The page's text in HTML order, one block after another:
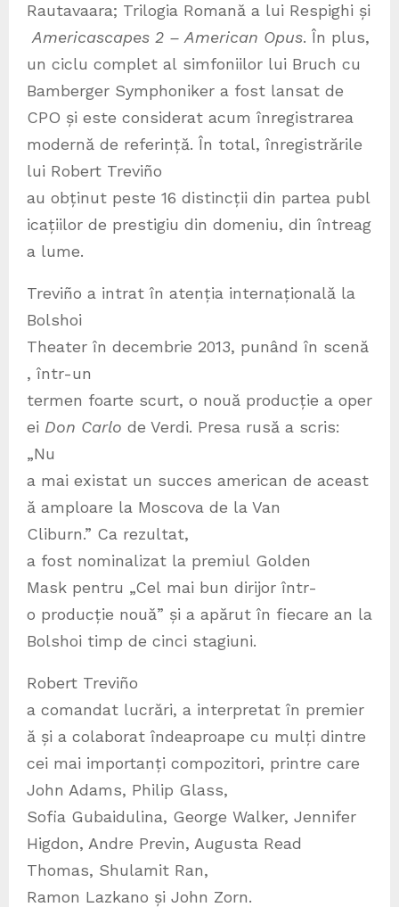
Rautavaara; Trilogia Romană a lui Respighi și
Americascapes 2 – American Opus. În plus,
un ciclu complet al simfoniilor lui Bruch cu
Bamberger Symphoniker a fost lansat de
CPO și este considerat acum înregistrarea
modernă de referință. În total, înregistrările
lui Robert Treviño
au obținut peste 16 distincții din partea publ
icațiilor de prestigiu din domeniu, din întreag
a lume.
Treviño a intrat în atenția internațională la
Bolshoi
Theater în decembrie 2013, punând în scenă
, într-un
termen foarte scurt, o nouă producție a oper
ei Don Carlo de Verdi. Presa rusă a scris:
„Nu
a mai existat un succes american de aceast
ă amploare la Moscova de la Van
Cliburn.” Ca rezultat,
a fost nominalizat la premiul Golden
Mask pentru „Cel mai bun dirijor într-
o producție nouă” și a apărut în fiecare an la
Bolshoi timp de cinci stagiuni.
Robert Treviño
a comandat lucrări, a interpretat în premier
ă și a colaborat îndeaproape cu mulți dintre
cei mai importanți compozitori, printre care
John Adams, Philip Glass,
Sofia Gubaidulina, George Walker, Jennifer
Higdon, Andre Previn, Augusta Read
Thomas, Shulamit Ran,
Ramon Lazkano și John Zorn.